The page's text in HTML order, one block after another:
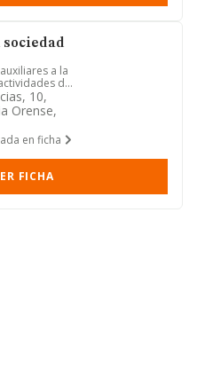
a la
de
10,
Orense,
en ficha
FICHA